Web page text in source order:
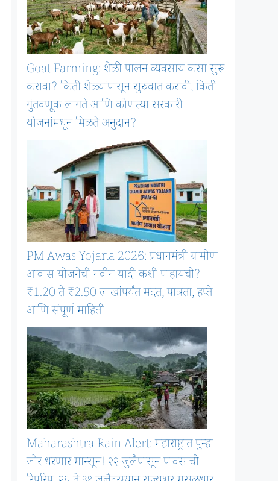
Goat Farming: शेळी पालन व्यवसाय कसा सुरू
करावा? किती शेळ्यांपासून सुरुवात करावी, किती
गुंतवणूक लागते आणि कोणत्या सरकारी
योजनांमधून मिळते अनुदान?
PM Awas Yojana 2026: प्रधानमंत्री ग्रामीण
आवास योजनेची नवीन यादी कशी पाहायची?
₹1.20 ते ₹2.50 लाखांपर्यंत मदत, पात्रता, हप्ते
आणि संपूर्ण माहिती
Maharashtra Rain Alert: महाराष्ट्रात पुन्हा
जोर धरणार मान्सून! २२ जुलैपासून पावसाची